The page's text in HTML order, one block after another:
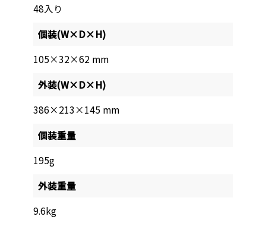
48入り
個装(W×D×H)
105×32×62 mm
外装(W×D×H)
386×213×145 mm
個装重量
195g
外装重量
9.6kg